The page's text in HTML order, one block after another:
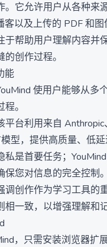
它允许用户从各种来
客以及上传的 PDF 和
于帮助用户理解内容并
创作过程。
能
使用户能够从多
。
平台利用来自 Anthropic
型，提供高质量、低延
私是首要任务；
您对信息的完全控制。
调创作作为学习工具的
一致，以增强理解和记
，只需安装浏览器扩